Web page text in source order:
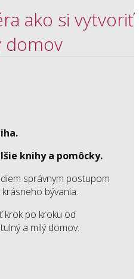
ako si vytvoriť
domov
knihy a pomôcky.
správnym postupom
bývania.
krok po kroku od
a milý domov.